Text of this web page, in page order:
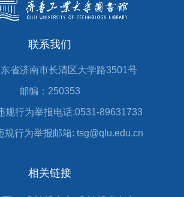
联系我们
省济南市长清区大学路3501号
邮编：250353
规行为举报电话:0531-89631733
规行为举报邮箱: tsg@qlu.edu.cn
相关链接